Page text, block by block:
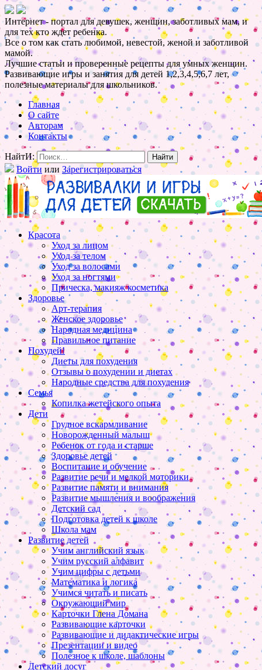
Интернет - портал для девушек, женщин, заботливых мам, и
для тех кто ждет ребенка.
Все о том как стать любимой, невестой, женой и заботливой
мамой.
Лучшие статьи и проверенные рецепты для умных женщин.
Развивающие игры и занятия для детей 1,2,3,4,5,6,7 лет,
полезные материалы для школьников.
Главная
О сайте
Авторам
Контакты
НайтИ:
Войти или Зарегистрироваться
Красота
Уход за лицом
Уход за телом
Уход за волосами
Уход за ногтями
Прическа, макияж косметика
Здоровье
Арт-терапия
Женское здоровье
Народная медицина
Правильное питание
Похудей!
Диеты для похудения
Отзывы о похудении и диетах
Народные средства для похудения
Семья
Копилка жетейского опыта
Дети
Грудное вскармливание
Новорожденный малыш
Ребенок от года и старше
Здоровье детей
Воспитание и обучение
Развитие речи и мелкой моторики
Развитие памяти и внимания
Развитие мышления и воображения
Детский сад
Подготовка детей к школе
Школа мам
Развитие детей
Учим английский язык
Учим русский алфавит
Учим цифры с детьми
Математика и логика
Учимся читать и писать
Окружающий мир
Карточки Глена Домана
Развивающие карточки
Развивающие и дидактические игры
Презентации и видео
Полезное к школе, шаблоны
Детский досуг